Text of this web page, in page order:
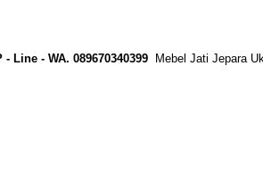
Line - WA. 089670340399 Mebel Jati Jepara